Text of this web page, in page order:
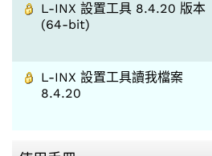
L-INX 設置工具 8.4.20 版本
(64-bit)
L-INX 設置工具讀我檔案
8.4.20